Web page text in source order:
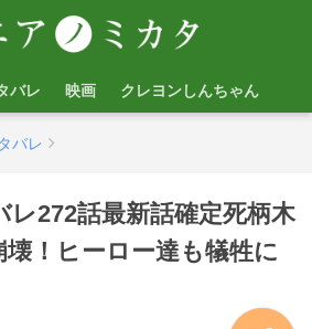
バレ 映画 クレヨンしんちゃん
バレ
レ272話最新話確定死柄木
！ヒーロー達も犠牲に